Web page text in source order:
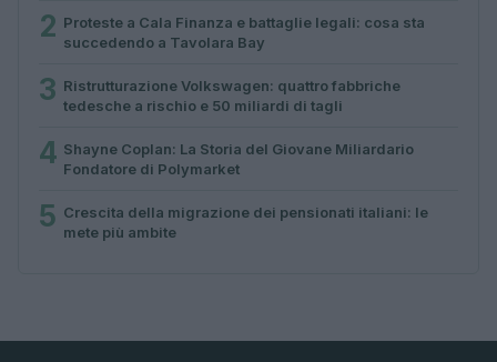
2 Proteste a Cala Finanza e battaglie legali: cosa sta
succedendo a Tavolara Bay
3 Ristrutturazione Volkswagen: quattro fabbriche
tedesche a rischio e 50 miliardi di tagli
4 Shayne Coplan: La Storia del Giovane Miliardario
Fondatore di Polymarket
5 Crescita della migrazione dei pensionati italiani: le
mete più ambite